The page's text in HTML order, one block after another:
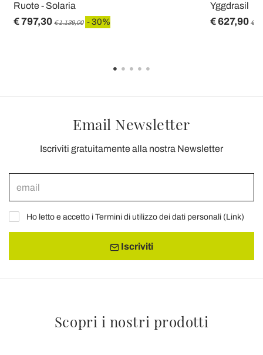
Ruote - Solaria
€ 797,30 € 1.139,00 - 30%
Yggdrasil
€ 627,90 €
Email Newsletter
Iscriviti gratuitamente alla nostra Newsletter
Ho letto e accetto i Termini di utilizzo dei dati personali (Link)
Iscriviti
Scopri i nostri prodotti